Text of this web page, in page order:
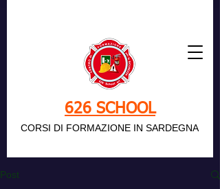
626 SCHOOL
CORSI DI FORMAZIONE IN SARDEGNA
Post